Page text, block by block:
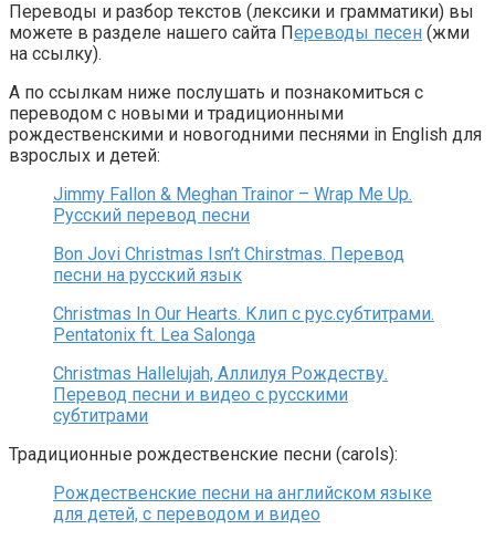
Переводы и разбор текстов (лексики и грамматики) вы
можете в разделе нашего сайта Переводы песен (жми
на ссылку).
А по ссылкам ниже послушать и познакомиться с
переводом с новыми и традиционными
рождественскими и новогодними песнями in English для
взрослых и детей:
Jimmy Fallon & Meghan Trainor – Wrap Me Up.
Русский перевод песни
Bon Jovi Christmas Isn’t Chirstmas. Перевод
песни на русский язык
Christmas In Our Hearts. Клип с рус.субтитрами.
Pentatonix ft. Lea Salonga
Christmas Hallelujah, Аллилуя Рождеству.
Перевод песни и видео с русскими
субтитрами
Традиционные рождественские песни (carols):
Рождественские песни на английском языке
для детей, с переводом и видео